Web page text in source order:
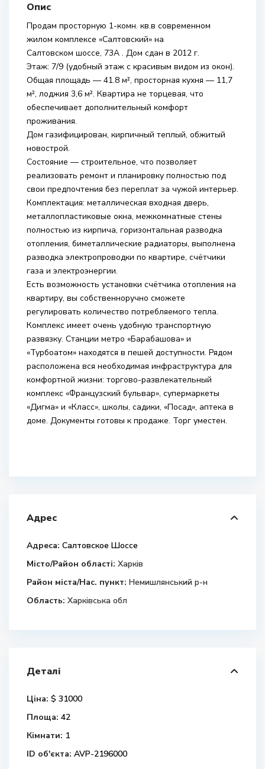
Опис
Продам просторную 1-комн. кв.в современном
жилом комплексе «Салтовский» на
Салтовском шоссе, 73А . Дом сдан в 2012 г.
Этаж: 7/9 (удобный этаж с красивым видом из окон).
Общая площадь — 41.8 м², просторная кухня — 11,7
м², лоджия 3,6 м². Квартира не торцевая, что
обеспечивает дополнительный комфорт
проживания.
Дом газифицирован, кирпичный теплый, обжитый
новострой.
Состояние — строительное, что позволяет
реализовать ремонт и планировку полностью под
свои предпочтения без переплат за чужой интерьер.
Комплектация: металлическая входная дверь,
металлопластиковые окна, межкомнатные стены
полностью из кирпича, горизонтальная разводка
отопления, биметаллические радиаторы, выполнена
разводка электропроводки по квартире, счётчики
газа и электроэнергии.
Есть возможность установки счётчика отопления на
квартиру, вы собственноручно сможете
регулировать количество потребляемого тепла.
Комплекс имеет очень удобную транспортную
развязку. Станции метро «Барабашова» и
«Турбоатом» находятся в пешей доступности. Рядом
расположена вся необходимая инфраструктура для
комфортной жизни: торгово-развлекательный
комплекс «Французский бульвар», супермаркеты
«Дигма» и «Класс», школы, садики, «Посад», аптека в
доме. Документы готовы к продаже. Торг уместен.
Адрес
Адреса: Салтовское Шоссе
Місто/Район області: Харків
Район міста/Нас. пункт: Немишлянський р-н
Область: Харківська обл
Деталі
Ціна: $ 31000
Площа: 42
Кімнати: 1
ID об'єкта: AVP-2196000